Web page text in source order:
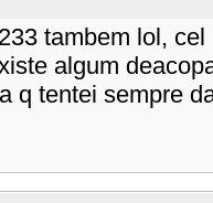
tambem lol,
algum
q tentei sempre